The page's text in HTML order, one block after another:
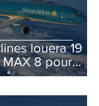
louera 19
8 pour
modernisation